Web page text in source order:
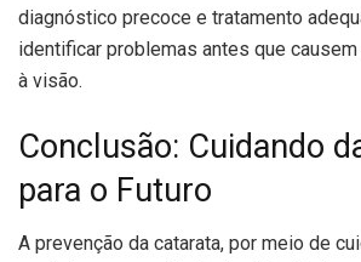
diagnóstico precoce e tratamento
identificar problemas antes que
à visão.
Conclusão: Cuidando
para o Futuro
A prevenção da catarata, por meio de